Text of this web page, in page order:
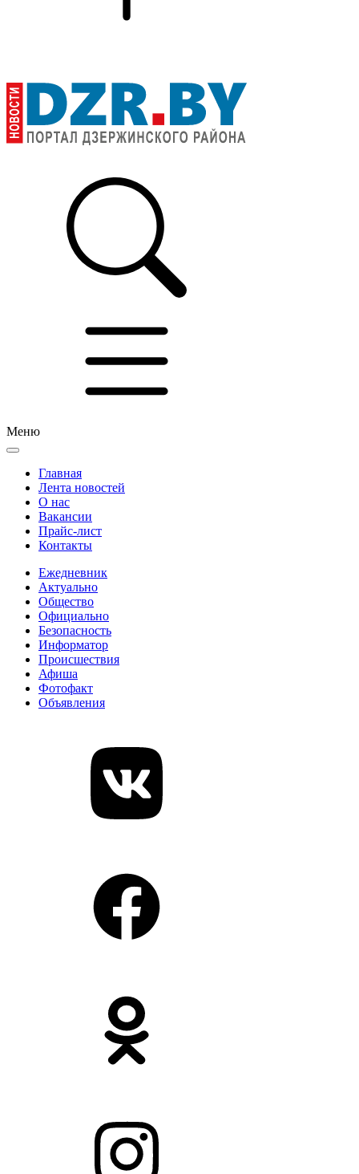
Меню
Главная
Лента новостей
О нас
Вакансии
Прайс-лист
Контакты
Ежедневник
Актуально
Общество
Официально
Безопасность
Информатор
Происшествия
Афиша
Фотофакт
Объявления